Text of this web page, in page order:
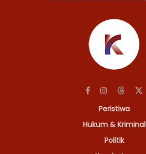
Peristiwa
Hukum & Kriminal
Politik